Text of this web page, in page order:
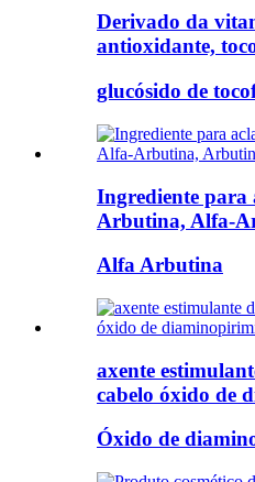
Derivado da
antioxidante,
glucósido de
Ingrediente para
Arbutina, Alfa-
Alfa Arbutina
axente
cabelo óxido de
Óxido de